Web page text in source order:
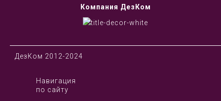
Компания ДезКом
ДезКом 2012-2024
Навигация
по сайту